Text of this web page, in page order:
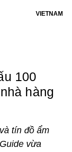
VIETNAM
100
hàng
tín đồ ẩm
vừa